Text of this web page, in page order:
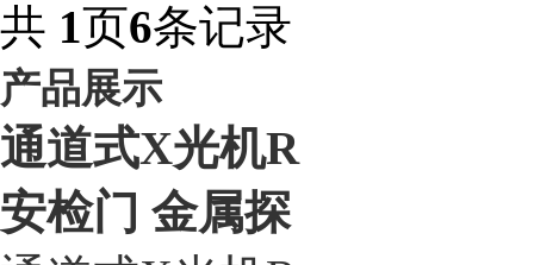
共 1页6条记录
产品展示
通道式X光机R
安检门 金属探